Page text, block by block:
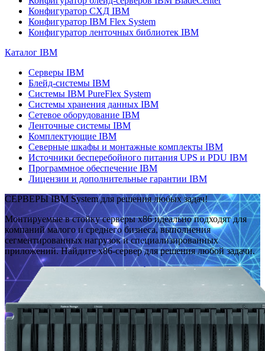
Конфигуратор СХД IBM
Конфигуратор IBM Flex System
Конфигуратор ленточных библиотек IBM
Каталог IBM
Серверы IBM
Блейд-системы IBM
Системы IBM PureFlex System
Системы хранения данных IBM
Сетевое оборудование IBM
Ленточные системы IBM
Комплектующие IBM
Северные шкафы и монтажные комплекты IBM
Источники бесперебойного питания UPS и PDU IBM
Программное обеспечение IBM
Лицензии и дополнительные гарантии IBM
СЕРВЕРЫ IBM System для решения любых задач!
Монтируемые в стойку серверы x86 идеально подходят для
компаний малого и среднего бизнеса, выполнения
сегментированных нагрузок и специализированных
приложений. Найдите x86-сервер для решения любой задачи.